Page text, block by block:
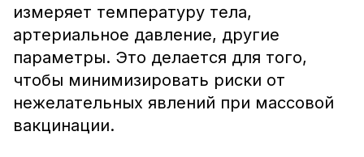
измеряет температуру тела,
артериальное давление, другие
параметры. Это делается для того,
чтобы минимизировать риски от
нежелательных явлений при массовой
вакцинации.